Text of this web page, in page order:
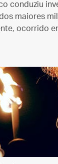
conduziu
maiores
ocorrido